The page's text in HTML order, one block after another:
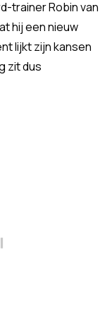
trainer Robin van
hij een nieuw
lijkt zijn kansen
zit dus